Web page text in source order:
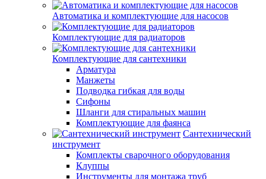
Автоматика и комплектующие для насосов
Комплектующие для радиаторов
Комплектующие для сантехники
Арматура
Манжеты
Подводка гибкая для воды
Сифоны
Шланги для стиральных машин
Комплектующие для фаянса
Сантехнический
инструмент
Комплекты сварочного оборудования
Клуппы
Инструменты для монтажа труб